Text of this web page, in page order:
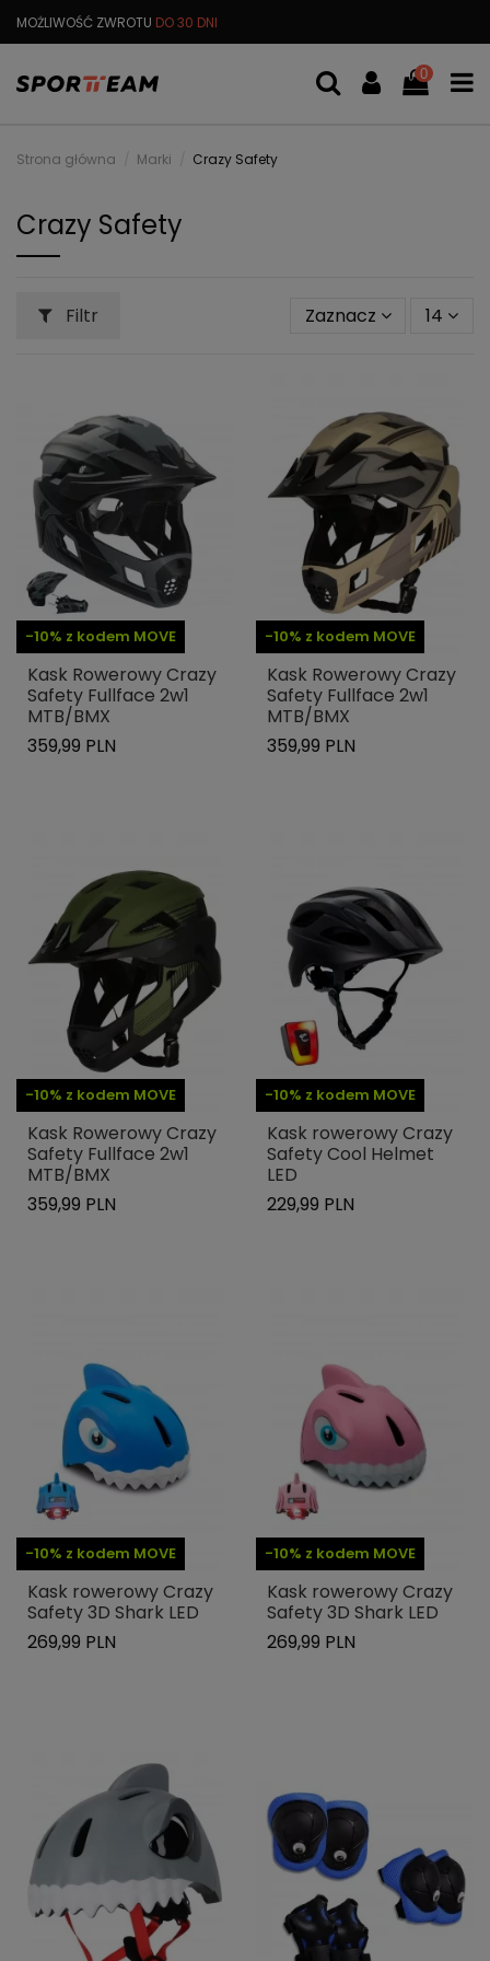
MOŻLIWOŚĆ ZWROTU DO 30 DNI
0
Strona główna Marki Crazy Safety
Crazy Safety
Filtr Zaznacz 14
-10% z kodem MOVE
Kask Rowerowy Crazy
Safety Fullface 2w1
MTB/BMX
359,99 PLN
-10% z kodem MOVE
Kask Rowerowy Crazy
Safety Fullface 2w1
MTB/BMX
359,99 PLN
-10% z kodem MOVE
Kask Rowerowy Crazy
Safety Fullface 2w1
MTB/BMX
359,99 PLN
-10% z kodem MOVE
Kask rowerowy Crazy
Safety Cool Helmet
LED
229,99 PLN
-10% z kodem MOVE
Kask rowerowy Crazy
Safety 3D Shark LED
269,99 PLN
-10% z kodem MOVE
Kask rowerowy Crazy
Safety 3D Shark LED
269,99 PLN